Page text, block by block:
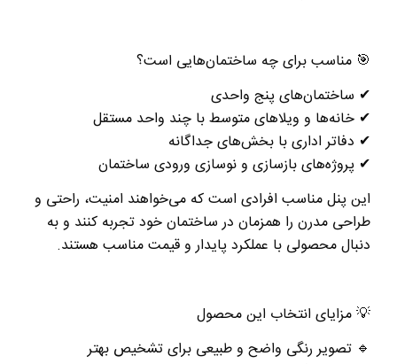
🎯 مناسب برای چه ساختمان‌هایی است؟
✔ ساختمان‌هایپنج واحدی
✔ خانه‌ها و ویلاهای متوسط با چند واحد مستقل
✔ دفاتر اداری با بخش‌های جداگانه
✔ پروژه‌های بازسازی و نوسازی ورودی ساختمان
این پنل مناسب افرادی است که می‌خواهند امنیت، راحتی و
طراحی مدرن را همزمان در ساختمان خود تجربه کنند و به
دنبال محصولی با عملکرد پایدار و قیمت مناسب هستند.
💡مزایای انتخاب این محصول
🔹 تصویر رنگی واضح و طبیعی برای تشخیص بهتر